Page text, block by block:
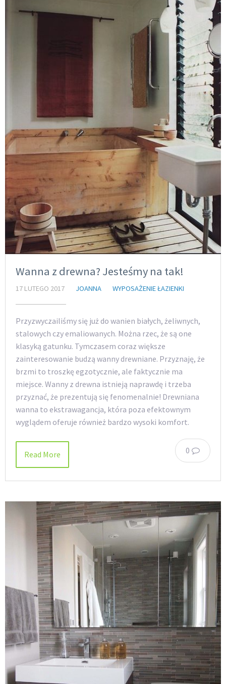
Wanna z drewna? Jesteśmy na tak!
17 LUTEGO 2017 JOANNA WYPOSAŻENIE ŁAZIENKI
Przyzwyczailiśmy się już do wanien białych, żeliwnych,
stalowych czy emaliowanych. Można rzec, że są one
klasyką gatunku. Tymczasem coraz większe
zainteresowanie budzą wanny drewniane. Przyznaję, że
brzmi to troszkę egzotycznie, ale faktycznie ma
miejsce. Wanny z drewna istnieją naprawdę i trzeba
przyznać, że prezentują się fenomenalnie! Drewniana
wanna to ekstrawagancja, która poza efektownym
wyglądem oferuje również bardzo wysoki komfort.
0
Read More